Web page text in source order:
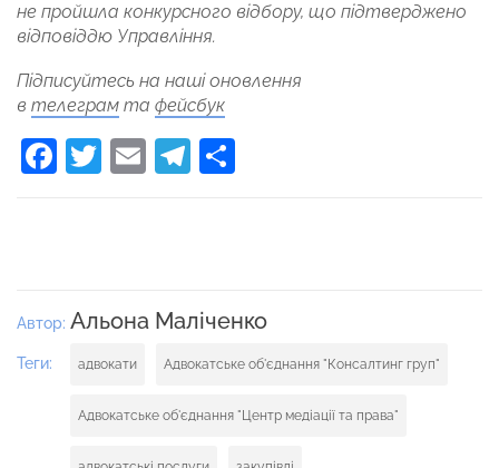
не пройшла конкурсного відбору, що підтверджено
відповіддю Управління.
Підписуйтесь на наші оновлення
в телеграм та фейсбук
Facebook
Twitter
EmailTelegram
Автор: Альона Маліченко
Теги: адвокати Адвокатське об'єднання "Консалтинг груп"
Адвокатське об'єднання "Центр медіації та права"